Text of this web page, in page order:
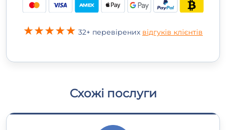
32+ перевірених відгуків клієнтів
Схожі послуги